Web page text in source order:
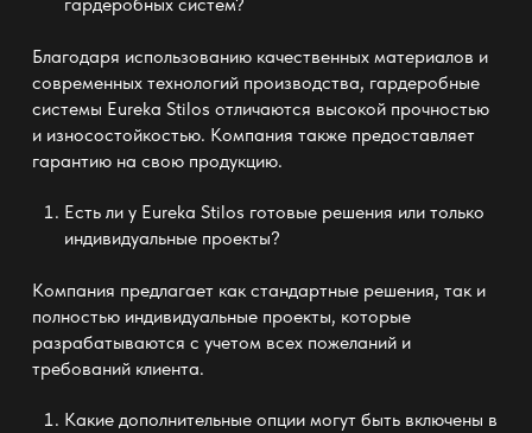
Благодаря использованию качественных материалов и
современных технологий производства, гардеробные
системы Eureka Stilos отличаются высокой прочностью
и износостойкостью. Компания также предоставляет
гарантию на свою продукцию.
Есть ли у Eureka Stilos готовые решения или только
индивидуальные проекты?
Компания предлагает как стандартные решения, так и
полностью индивидуальные проекты, которые
разрабатываются с учетом всех пожеланий и
требований клиента.
Какие дополнительные опции могут быть включены в